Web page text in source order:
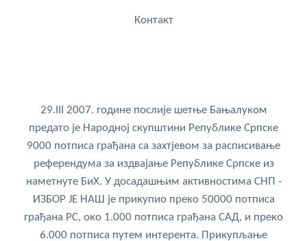
Контакт
29.III 2007. године послије шетње Бањалуком
предато је Народној скупштини Републике Српске
9000 потписа грађана са захтјевом за расписивање
референдума за издвајање Републике Српске из
наметнуте БиХ. У досадашњим активностима СНП -
ИЗБОР ЈЕ НАШ је прикупио преко 50000 потписа
грађана РС, око 1.000 потписа грађана САД, и преко
6.000 потписа путем интерента. Прикупљање